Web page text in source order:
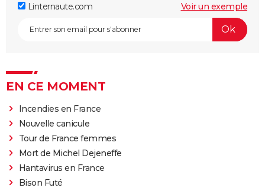
Linternaute.com Voir un exemple
EN CE MOMENT
Incendies en France
Nouvelle canicule
Tour de France femmes
Mort de Michel Dejeneffe
Hantavirus en France
Bison Futé